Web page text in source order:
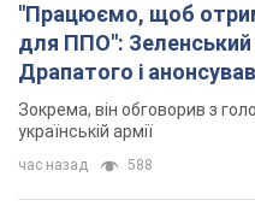
"Працюємо, щоб
для ППО": Зеленський
Драпатого і
Зокрема, він обговорив з
українській армії
час назад 588